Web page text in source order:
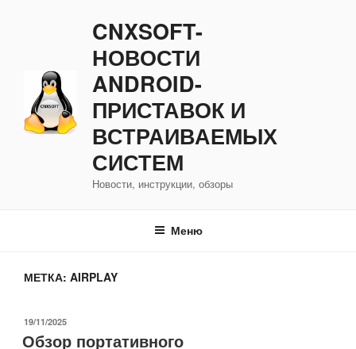
CNXSOFT-
НОВОСТИ
ANDROID-
ПРИСТАВОК И
ВСТРАИВАЕМЫХ
СИСТЕМ
Новости, инструкции, обзоры
Меню
МЕТКА: AIRPLAY
ОПУБЛИКОВАНО
19/11/2025
Обзор портативного